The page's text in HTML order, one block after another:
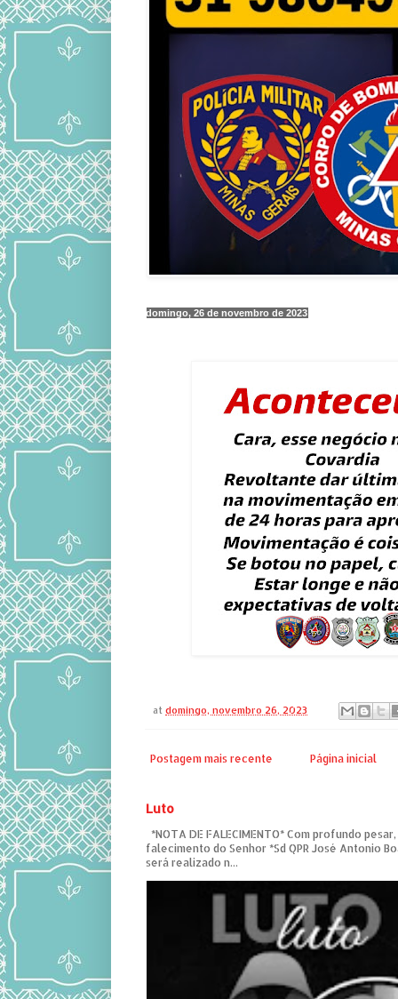
domingo, 26 de novembro de 2023
atdomingo, novembro 26, 2023
Postagem mais recente Página inicial
Luto
*NOTA DE FALECIMENTO* Com profundo
falecimento do Senhor *Sd QPR José Antonio
será realizado n...